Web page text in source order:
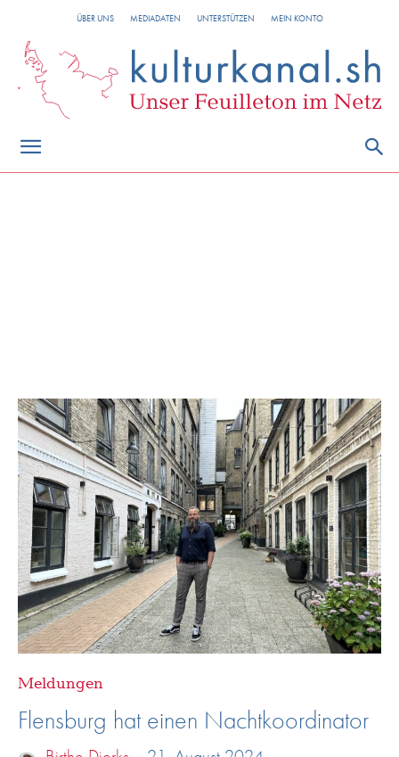
ÜBER UNS MEDIADATEN UNTERSTÜTZEN MEIN KONTO
Meldungen
Flensburg hat einen Nachtkoordinator